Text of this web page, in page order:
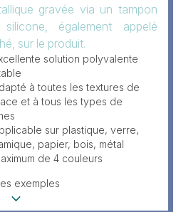
gravée via un tampon
également appelé
sur le produit.
solution polyvalente
à toutes les textures de
et à tous les types de
sur plastique, verre,
papier, bois, métal
de 4 couleurs
exemples